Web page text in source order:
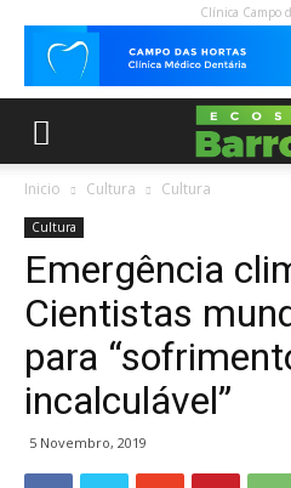
Clínica Campo
Inicio Cultura Cultura
Cultura
Emergência
Cientistas
para
incalculável”
5 Novembro, 2019